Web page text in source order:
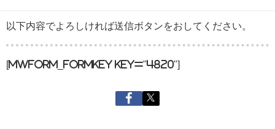
以下内容でよろしければ送信ボタンをおしてください。
[mwform_formkey key="4820"]